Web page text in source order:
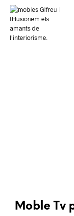
Moble Tv